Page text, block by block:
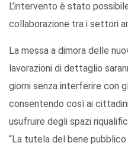
L’intervento è stato
collaborazione tra i settori
La messa a dimora delle
lavorazioni di dettaglio
giorni senza interferire con
consentendo così ai
usufruire degli spazi
“La tutela del bene